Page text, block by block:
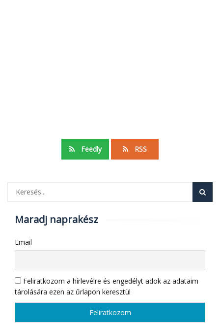
Feedly RSS
Maradj naprakész
Email
Feliratkozom a hírlevélre és engedélyt adok az adataim
tárolására ezen az űrlapon keresztül